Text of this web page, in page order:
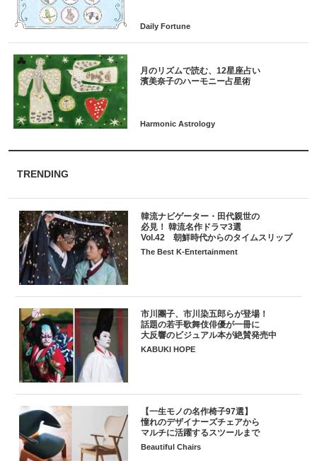
月のリズムで読む、12星座占い
TRENDING
韓流ナビゲーター・田代親世の
必見！ 韓流名作ドラマ3選
Vol.42 朝鮮時代からのタイムスリップ
The Best K-Entertainment
市川團子、市川染五郎らが登場！
話題の若手歌舞伎俳優が一冊に
大反響のビジュアル本が絶賛発売中
KABUKI HOPE
【一生モノの名作椅子97選】
憧れのデザイナーズチェアから
マルチに活躍するスツールまで
Beautiful Chairs